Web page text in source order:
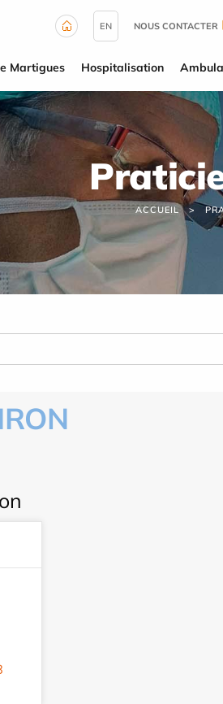
EN NOUS CONTACTER
Martigues Hospitalisation
ACCUEIL